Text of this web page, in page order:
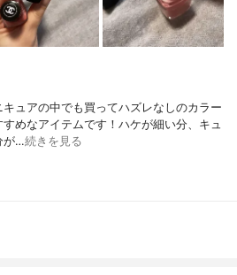
ュアの中でも買ってハズレなしのカラー
めなアイテムです！ハケが細い分、キュ
が…続きを見る